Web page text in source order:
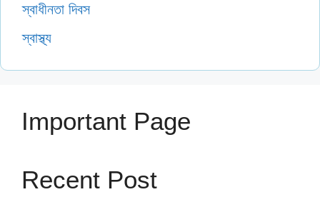
স্বাধীনতা দিবস
স্বাস্থ্য
Important Page
Recent Post